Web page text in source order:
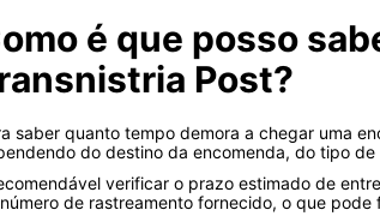
é que posso
Post?
saber quanto tempo demora a chegar uma
do destino da encomenda, do tipo
verificar o prazo estimado de
de rastreamento fornecido, o que